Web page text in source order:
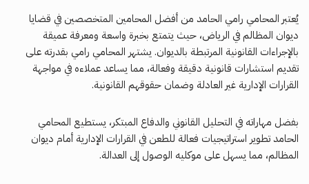
يُعتبر المحامي رامي الحامد من أفضل المحامين المتخصصين في قضايا
ديوان المظالم في الرياض، حيث يتمتع بخبرة واسعة ومعرفة عميقة
بالإجراءات القانونية المرتبطة بالديوان. يشتهر المحامي رامي بقدرته على
تقديم استشارات قانونية دقيقة وفعالة، مما يساعد عملاءه في مواجهة
القرارات الإدارية غير العادلة وضمان حقوقهم القانونية.
بفضل مهاراته في التحليل القانوني والدفاع المبتكر، يستطيع المحامي
الحامد تطوير استراتيجيات فعالة للطعن في القرارات الإدارية أمام ديوان
المظالم، مما يسهل على موكليه الوصول إلى العدالة.